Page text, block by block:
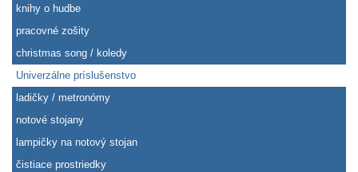
knihy o hudbe
pracovné zošity
christmas song / koledy
Univerzálne príslušenstvo
ladičky / metronómy
notové stojany
lampičky na notový stojan
čistiace prostriedky